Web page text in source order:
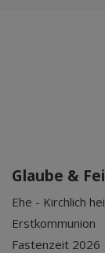
Glaube &
Ehe - Kirchlich
Erstkommunion
Fastenzeit 2026